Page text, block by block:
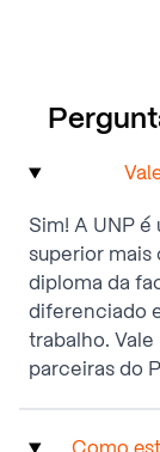
Sim! A UNP
superior mais
diploma da
diferenciado
trabalho.
parceiras do